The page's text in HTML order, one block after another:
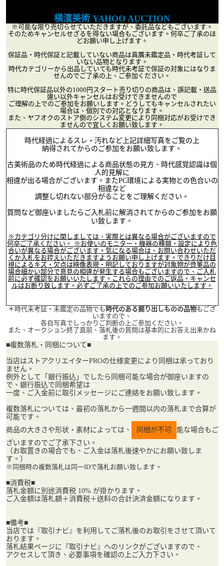
横濱美術 YAHOO AUCTION
※可能な限り売切らせていただきますが、委託品などもございます。
そのためキャンセルせざるを得ない場合もございます。何卒ご了承のほ
どお願い申し上げます。
保証品・時代保証と記載していない商品は真贋未鑑定品・時代考証して
いない品物となります。
時代カテゴリーから出品していても時代未考証で保証の対象にはなりま
せんのでご了承の上、ご参加ください。
特に時代保証品以外の1000円スタート売り切りの商品は、誤記載・送品
違い以外キャンセルはお受けできませんので
ご理解の上でのご参加をお願いします。どうしてもキャンセルされたい
場合は、個別での対応となります。
また、ヤフオクのストア側のシステム変更により同梱対応がお受けでき
ませんので宜しくお願い致します。
時代経過によるスレ・汚れなど上記詳細写真をご覧の上
納得されてからのご参加をお願い致します。
古美術品のため時代経過による商品状態の見方、時代感覚認識は個
人的見解に
相違が出る場合がございます。またPC環境による実物との色合いの
相違など
調整し切れない部分がることをご理解ください。
質問など御座いましたらご入札前に解消されてからのご参加をお願
い致します。
※カテゴリ分けに関しましては、実際とは異なる場合がございますので
何卒ご了承ください。 ※お使いのモニター・機器の種類・設定により色
合いが異なる場合がございます。気になる場合は、お問い合わせいただ
くか入札をお控えいただきますようお願い申し上げます。できりだけ目
視によるキズ・欠点は映像表現・明記しておりますが対象物が骨董品の
場合細かい部分で意見の相違が発生する場合もございますので、ご入札
前に必ず確認をお願いいたします。これらの理由でのご返品・キャンセ
ルはお断り致します。必ずご了承の上でのご参加お願いいたします。
＊時代未考証・未鑑定の品物でも 時代のある掘り出しものの品物もござ
いますので、
各自写真でしっかりご判断の上ご参加ください。
また、オークション終了直前、落札後の質問は基本的にお答え出来かね
ます。
■複数落札・同梱について■
当店はストアクリエイターPROの仕様変更により同梱は承っており
ません。
例外として「銀行振込」でしたら同梱可能な場合が御座いますの
で、銀行振込で同梱希望は
一度、ご入金前に取引メッセージにご連絡をお願い致します。
複数落札については、最初の落札から一週間以内の落札まで合算が
可能です。
商品の大きさや形状・素材によっては、
同梱が不可
能な場合もご
ざいますのでご了承下さい。
（お取置きの場合でも、ご入金は落札後速やかにお願い致しま
す。）
※同梱時の複数落札は同一IDで落札お願い致します。
■消費税■
落札金額に別途消費税 10% が掛かります。
ご入金額は落札額＋消費税＋送料の合計決済金額になります。
■備考■
当店では『取引ナビ』を利用してご落札後のお取引をさせて頂いて
おります。
落札結果ページに『取引ナビ』へのリンクがございますので、
アクセスして頂き、必要事項を確認の上ご入力下さい。